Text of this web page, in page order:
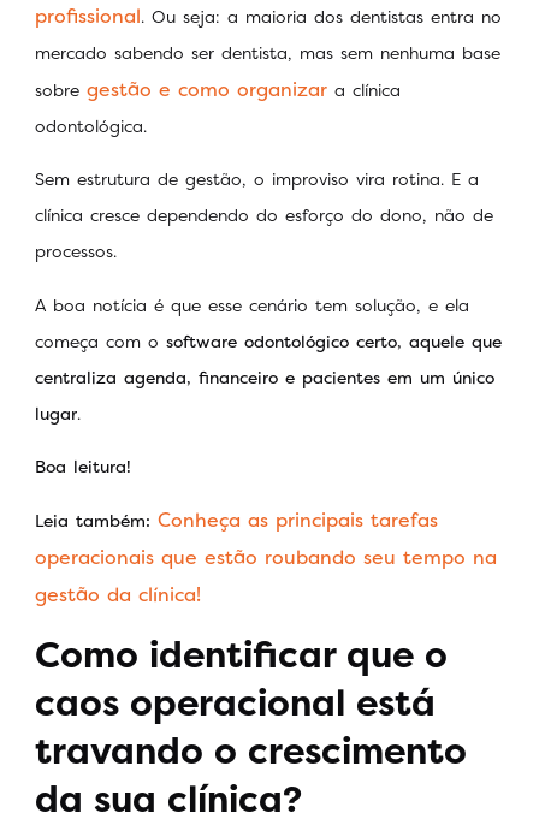
profissional. Ou seja: a maioria dos dentistas entra no
mercado sabendo ser dentista, mas sem nenhuma base
sobre gestão e como organizar a clínica
odontológica.
Sem estrutura de gestão, o improviso vira rotina. E a
clínica cresce dependendo do esforço do dono, não de
processos.
A boa notícia é que esse cenário tem solução, e ela
começa com o software odontológico certo, aquele que
centraliza agenda, financeiro e pacientes em um único
lugar.
Boa leitura!
Leia também: Conheça as principais tarefas
operacionais que estão roubando seu tempo na
gestão da clínica!
Como identificar que o
caos operacional está
travando o crescimento
da sua clínica?